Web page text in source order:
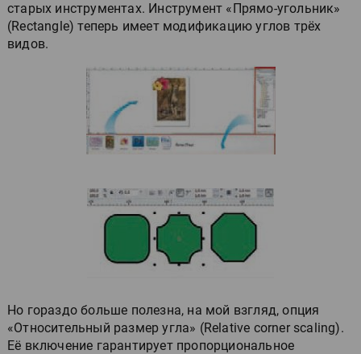
старых инструментах. Инструмент «Прямо-угольник»
(Rectangle) теперь имеет модификацию углов трёх
видов.
Но гораздо больше полезна, на мой взгляд, опция
«Относительный размер угла» (Relative corner scaling).
Её включение гарантирует пропорциональное